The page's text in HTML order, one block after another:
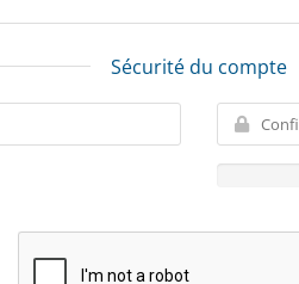
Sécurité du compte